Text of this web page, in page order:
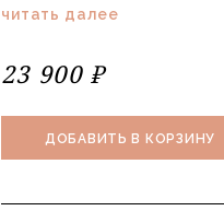
читать далее
23 900 ₽
ДОБАВИТЬ В КОРЗИНУ